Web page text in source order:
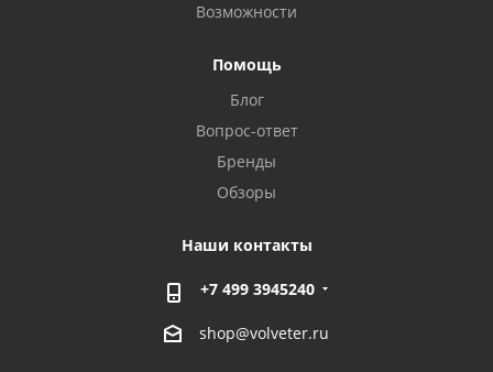
Возможности
Помощь
Блог
Вопрос-ответ
Бренды
Обзоры
Наши контакты
+7 499 3945240
shop@volveter.ru